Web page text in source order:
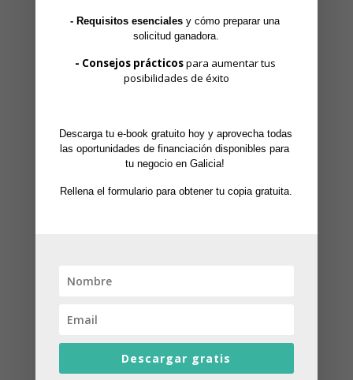
Aclaraciones Cese Autónomos COVID-19
Cómo solicitar la Prestación por Cese autónómos
→
Entradas recientes
Galicia, nuevas deducciones en la Declaración
declaración de la renta? Requisitos del mínimo
por ascendientes en 2025
Nueva deducción en Galicia por material
- Requisitos esenciales y cómo preparar una
solicitud ganadora.
- Consejos prácticos para aumentar tus
posibilidades de éxito
Descarga tu e-book gratuito hoy y aprovecha todas
las oportunidades de financiación disponibles para
tu negocio en Galicia!
Rellena el formulario para obtener tu copia gratuita.
Descargar gratis